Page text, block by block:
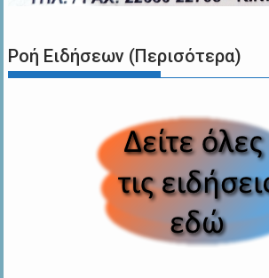
Ροή Ειδήσεων (Περισότερα)